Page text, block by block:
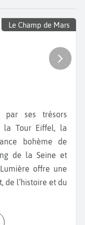
Le Champ de Mars
la Tour Eiffel, la
bohème de
de la Seine et
offre une
de l’histoire et du